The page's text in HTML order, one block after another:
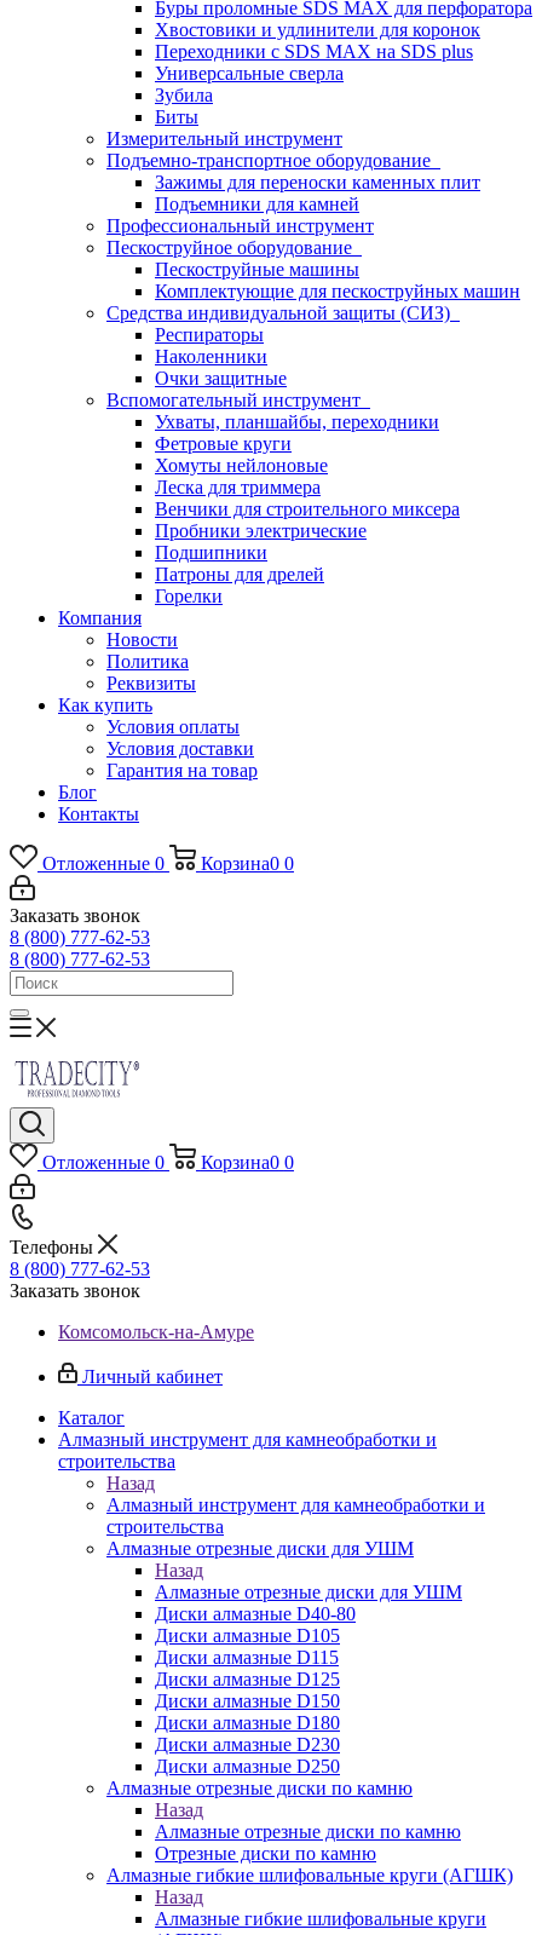
Буры проломные SDS MAX для перфоратора
Хвостовики и удлинители для коронок
Переходники с SDS MAX на SDS plus
Универсальные сверла
Зубила
Биты
Измерительный инструмент
Подъемно-транспортное оборудование
Зажимы для переноски каменных плит
Подъемники для камней
Профессиональный инструмент
Пескоструйное оборудование
Пескоструйные машины
Комплектующие для пескоструйных машин
Средства индивидуальной защиты (СИЗ)
Респираторы
Наколенники
Очки защитные
Вспомогательный инструмент
Ухваты, планшайбы, переходники
Фетровые круги
Хомуты нейлоновые
Леска для триммера
Венчики для строительного миксера
Пробники электрические
Подшипники
Патроны для дрелей
Горелки
Компания
Новости
Политика
Реквизиты
Как купить
Условия оплаты
Условия доставки
Гарантия на товар
Блог
Контакты
Отложенные 0 Корзина0 0
Заказать звонок
8 (800) 777-62-53
8 (800) 777-62-53
Отложенные 0 Корзина0 0
Телефоны
8 (800) 777-62-53
Заказать звонок
Комсомольск-на-Амуре
Личный кабинет
Каталог
Алмазный инструмент для камнеобработки и
строительства
Назад
Алмазный инструмент для камнеобработки и
строительства
Алмазные отрезные диски для УШМ
Назад
Алмазные отрезные диски для УШМ
Диски алмазные D40-80
Диски алмазные D105
Диски алмазные D115
Диски алмазные D125
Диски алмазные D150
Диски алмазные D180
Диски алмазные D230
Диски алмазные D250
Алмазные отрезные диски по камню
Назад
Алмазные отрезные диски по камню
Отрезные диски по камню
Алмазные гибкие шлифовальные круги (АГШК)
Назад
Алмазные гибкие шлифовальные круги